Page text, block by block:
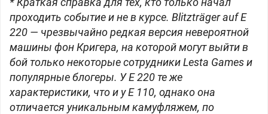
проходить событие и не в курсе. Blitzträger auf E
220 — чрезвычайно редкая версия невероятной
машины фон Кригера, на которой могут выйти в
бой только некоторые сотрудники Lesta Games и
популярные блогеры. У E 220 те же
характеристики, что и у E 110, однако она
отличается уникальным камуфляжем, по